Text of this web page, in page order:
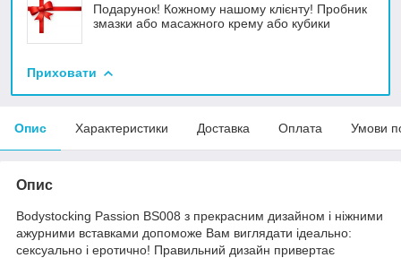
Подарунок! Кожному нашому клієнту! Пробник
змазки або масажного крему або кубики
Приховати
Опис Характеристики Доставка Оплата Умови
Опис
Bodystocking Passion BS008 з прекрасним дизайном і ніжними
ажурними вставками допоможе Вам виглядати ідеально:
сексуально і еротично! Правильний дизайн привертає